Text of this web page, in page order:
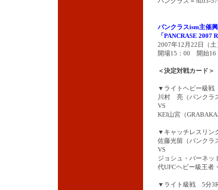
パンクラスism主催
「PANCRASE 2007
2007年12月22日（
開場15：00 開始16
＜決定対戦カード＞
▼ライトヘビー級
川村 亮（パンクラ
VS
KEI山宮（
▼キャッチレスリ
佐藤光留（パンクラ
VS
ジョシュ・バーネッ
代UFCヘビー級王者
▼ライト級戦 5分